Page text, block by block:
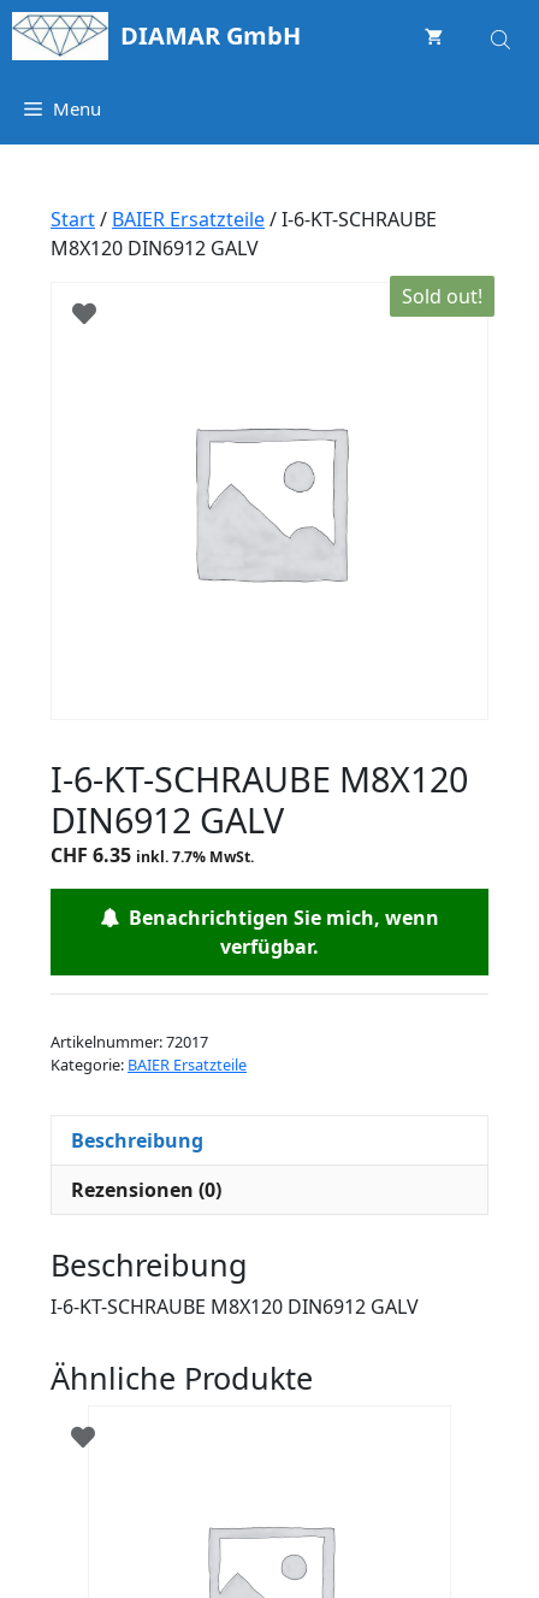
Springe
zum
DIAMAR GmbH
Menu
Start/ BAIER Ersatzteile/ I-6-KT-SCHRAUBE
M8X120 DIN6912 GALV
Sold out!
I-6-KT-SCHRAUBE M8X120
DIN6912 GALV
CHF 6.35 inkl. 7.7% MwSt.
Benachrichtigen Sie mich, wenn
verfügbar.
Artikelnummer:72017
Kategorie: BAIER Ersatzteile
Beschreibung
Rezensionen (0)
Beschreibung
I-6-KT-SCHRAUBE M8X120 DIN6912 GALV
Ähnliche Produkte